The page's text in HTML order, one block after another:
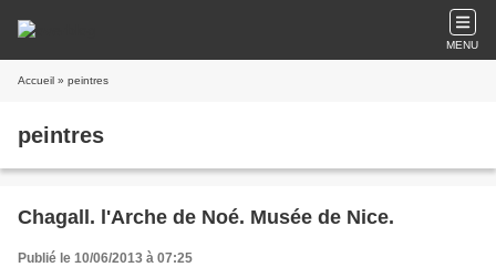
MENU
Accueil » peintres
peintres
Chagall. l'Arche de Noé. Musée de Nice.
Publié le 10/06/2013 à 07:25